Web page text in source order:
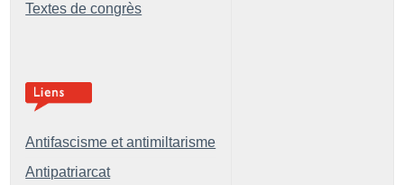
Textes de congrès
Antifascisme et antimiltarisme
Antipatriarcat